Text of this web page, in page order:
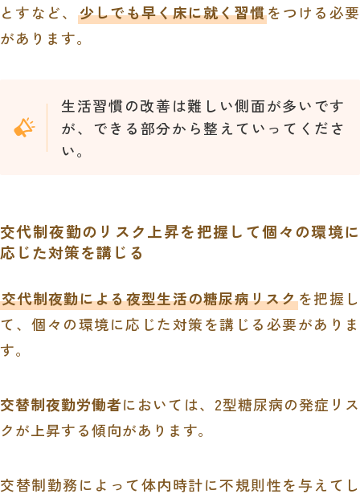
とすなど、 少しでも早く床に就く習慣をつける必要
があります。
生活習慣の改善は難しい側面が多いです
が、できる部分から整えていってくださ
い。
交代制夜勤のリスク上昇を把握して個々の環境に
応じた対策を講じる
交代制夜勤による夜型生活の糖尿病リスクを把握し
て、個々の環境に応じた対策を講じる必要がありま
す。
交替制夜勤労働者においては、2型糖尿病の発症リス
クが上昇する傾向があります。
交替制勤務によって体内時計に不規則性を与えてし